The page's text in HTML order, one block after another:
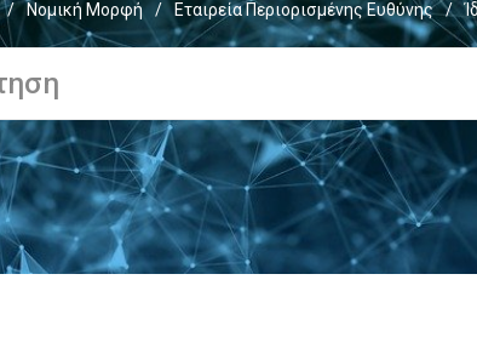
/ Νομική Μορφή / Εταιρεία Περιορισμένης Ευθύνης /